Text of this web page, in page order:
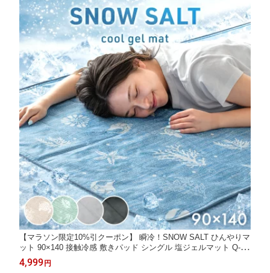
【マラソン限定10%引クーポン】 瞬冷！SNOW SALT ひんやりマ
ット 90×140 接触冷感 敷きパッド シングル 塩ジェルマット Q-m
ax値0.59 抗菌 防カビ 冷却マット 冷感敷きパッド クールマット
冷感マット 冷感パッド ひんやりマット ひんやり敷きパッド 冷感
4,999 円